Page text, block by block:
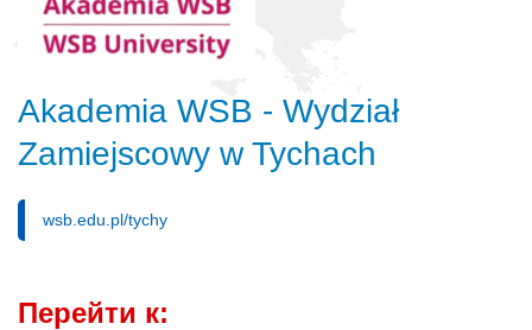
Akademia WSB - Wydział
Zamiejscowy w Tychach
wsb.edu.pl/tychy
Перейти к: